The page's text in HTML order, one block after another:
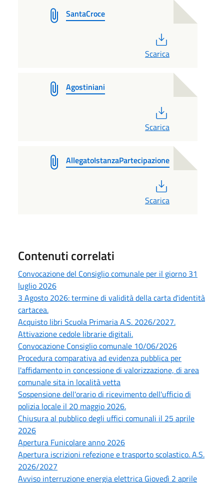
SantaCroce
Scarica
Agostiniani
Scarica
AllegatoIstanzaPartecipazione
Scarica
Contenuti correlati
Convocazione del Consiglio comunale per il giorno 31
luglio 2026
3 Agosto 2026: termine di validità della carta d'identità
cartacea.
Acquisto libri Scuola Primaria A.S. 2026/2027.
Attivazione cedole librarie digitali.
Convocazione Consiglio comunale 10/06/2026
Procedura comparativa ad evidenza pubblica per
l'affidamento in concessione di valorizzazione, di area
comunale sita in località vetta
Sospensione dell'orario di ricevimento dell'ufficio di
polizia locale il 20 maggio 2026.
Chiusura al pubblico degli uffici comunali il 25 aprile
2026
Apertura Funicolare anno 2026
Apertura iscrizioni refezione e trasporto scolastico. A.S.
2026/2027
Avviso interruzione energia elettrica Giovedì 2 aprile